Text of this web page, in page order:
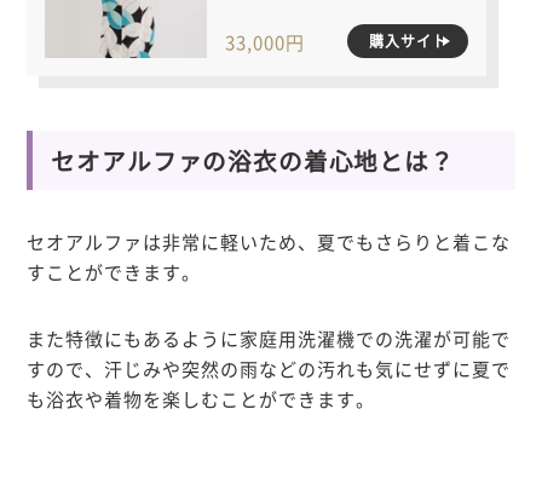
33,000円 購入サイト
セオアルファの浴衣の着心地とは？
セオアルファは非常に軽いため、夏でもさらりと着こな
すことができます。
また特徴にもあるように家庭用洗濯機での洗濯が可能で
すので、汗じみや突然の雨などの汚れも気にせずに夏で
も浴衣や着物を楽しむことができます。